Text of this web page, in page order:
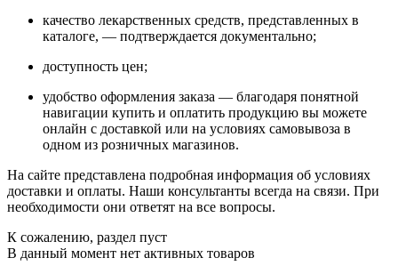
качество лекарственных средств, представленных в
каталоге, — подтверждается документально;
доступность цен;
удобство оформления заказа — благодаря понятной
навигации купить и оплатить продукцию вы можете
онлайн с доставкой или на условиях самовывоза в
одном из розничных магазинов.
На сайте представлена подробная информация об условиях
доставки и оплаты. Наши консультанты всегда на связи. При
необходимости они ответят на все вопросы.
К сожалению, раздел пуст
В данный момент нет активных товаров